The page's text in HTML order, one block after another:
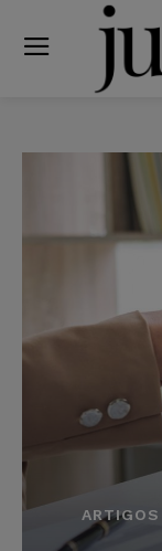
ARTIGOS